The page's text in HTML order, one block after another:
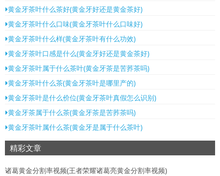
黄金牙茶叶什么茶好(黄金牙好还是黄金茶好)
黄金牙茶叶什么口味(黄金牙茶叶什么口味好)
黄金牙茶叶什么样(黄金牙茶叶有什么功效)
黄金牙茶叶口感是什么(黄金牙好还是黄金茶好)
黄金牙茶叶属于什么茶叶(黄金牙茶是苦荞茶吗)
黄金牙茶叶什么茶(黄金牙茶叶是哪里产的)
黄金牙茶叶是什么价位(黄金牙茶叶真假怎么识别)
黄金牙茶属于什么茶(黄金牙茶是苦荞茶吗)
黄金牙茶叶属什么茶(黄金牙是属于什么茶叶)
精彩文章
诸葛黄金分割率视频(王者荣耀诸葛亮黄金分割率视频)